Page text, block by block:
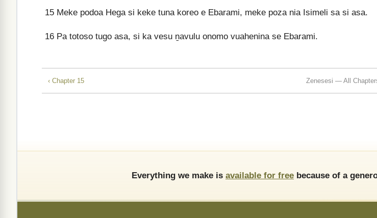
15 Meke podoa Hega si keke tuna koreo e Ebarami, meke poza nia Isimeli sa si asa.
16 Pa totoso tugo asa, si ka vesu ṉavulu onomo vuahenina se Ebarami.
‹ Chapter 15 Zenesesi — All
Everything we make is available for free because of a